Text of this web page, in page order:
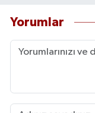
Yorumlar